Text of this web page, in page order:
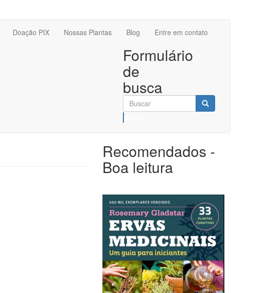
Doação PIX Nossas Plantas Blog Entre em contato
Formulário
de
busca
Recomendados -
Boa leitura